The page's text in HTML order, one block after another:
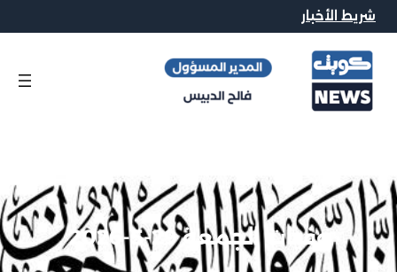
شريط الأخبار
وفيات الجمعة 29-5-2026